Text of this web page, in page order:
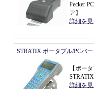
Pecker
ア 】
詳細を
STRATIX ポータブル/PCバ
【ポー
詳細を